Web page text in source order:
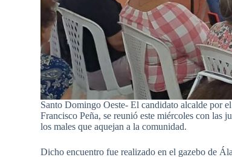
Santo Domingo Oeste- El candidato alcalde por
Francisco Peña, se reunió este miércoles con las
los males que aquejan a la comunidad.
Dicho encuentro fue realizado en el gazebo de